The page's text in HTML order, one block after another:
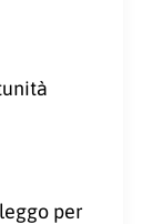
per